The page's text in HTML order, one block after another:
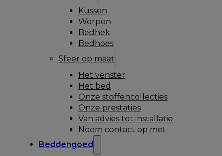
Kussen
Werpen
Bedhek
Bedhoes
Sfeer op maat
Het venster
Het bed
Onze stoffencollecties
Onze prestaties
Van advies tot installatie
Neem contact op met
Beddengoed